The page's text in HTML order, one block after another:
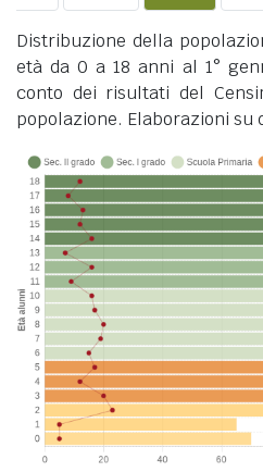
Distribuzione della
età da 0 a 18 anni al 1°
conto dei risultati del
popolazione. Elaborazioni su